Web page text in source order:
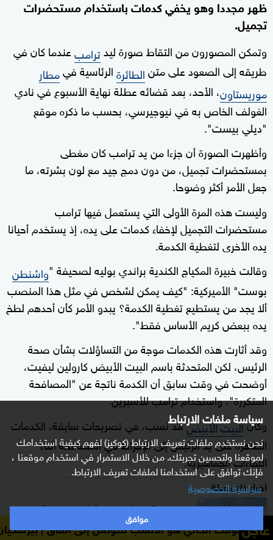
سياسة ملفات الارتباط
نحن نستخدم ملفات تعريف الارتباط (كوكيز) لفهم كيفية استخدامك
لموقعنا ولتحسين تجربتك. من خلال الاستمرار في استخدام موقعنا ،
فإنك توافق على استخدامنا لملفات تعريف الارتباط.
سياسية الخصوصية
موافق
ظهر مجددا وهو يخفي كدمات باستخدام مستحضرات
تجميل.
وتمكن المصورون من التقاط صورة ليدترامبعندما كان في
طريقه إلى الصعود على متنالطائرةالرئاسية فيمطار
موريستاون، الأحد، بعد قضائه عطلة نهاية الأسبوع في نادي
الغولف الخاص به في نيوجيرسي، بحسب ما ذكره موقع
"ديلي بيست".
وأظهرت الصورة أن جزءا من يد ترامب كان مغطى
بمستحضرات تجميل، من دون دمج جيد مع لون بشرته، ما
جعل الأمر أكثر وضوحا.
وليست هذه المرة الأولى التي يستعمل فيها ترامب
مستحضرات التجميل لإخفاء كدمات على يده، إذ يستخدم أحيانا
يده الأخرى لتغطية الكدمة.
وقالت خبيرة المكياج الكندية براندي بوليه لصحيفة "واشنطن
بوست" الأميركية: "كيف يمكن لشخص في مثل هذا المنصب
ألا يجد من يستطيع تغطية الكدمة؟ يبدو الأمر كأن أحدهم لطخ
يده ببعض كريم الأساس فقط".
وقد أثارت هذه الكدمات موجة من التساؤلات بشأن صحة
الرئيس، لكن المتحدثة باسم البيت الأبيض كارولين ليفيت،
أوضحت في وقت سابق أن الكدمة ناتجة عن "المصافحة
المتكررة"، واستخدام ترامب للأسبرين.
وكانالبيت الأبيضقد نسب، في تصريحات سابقة، الكدمات
الظاهرة على يد الرئيس إلى الإفراط في المصافحة أثناء
اللقاءات الجماهيرية.
أخبار ذات صلة
بعد صدمة اغتيال كيرك.. "طلب مفاجئ" من
إدارة ترامب للكونغرس
عاجلهو الأنسب للتوصل إلى اتفاق بيزشكيان: الوقت